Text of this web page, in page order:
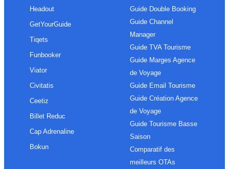
Headout
GetYourGuide
Tiqets
Funbooker
Viator
Civitatis
Ceetiz
Billet Reduc
Cap Adrenaline
Bokun
Guide Double Booking
Guide Channel
Manager
Guide TVA Tourisme
Guide Marges Agence
de Voyage
Guide Email Tourisme
Guide Création Agence
de Voyage
Guide Tourisme Basse
Saison
Comparatif des
meilleurs OTAs